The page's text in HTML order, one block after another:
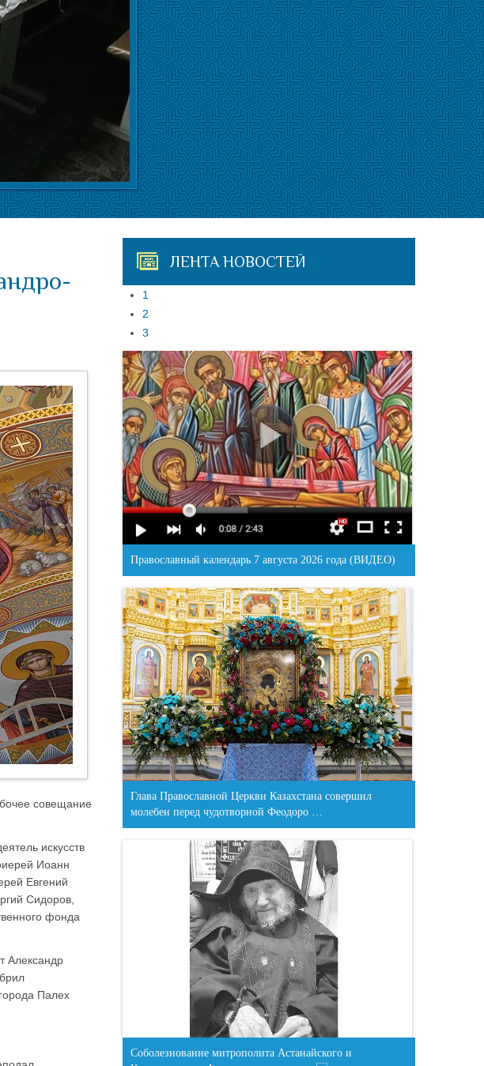
совещание
искусств
Иоанн
Евгений
Сидоров,
фонда
Александр
Палех
ЛЕНТА НОВОСТЕЙ
1
2
3
Православный календарь 7 августа 2026 года (ВИДЕО)
Глава Православной Церкви Казахстана совершил
молебен перед чудотворной Феодоро …
Соболезнование митрополита Астанайского и